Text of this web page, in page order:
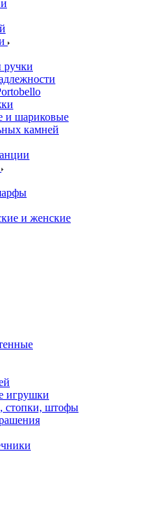
ручки
и шариковые
камней
и женские
игрушки
стопки, штофы